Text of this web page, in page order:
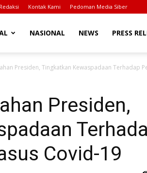
Kontak Kami Pedoman Media Siber
NASIONAL NEWS PRESS
Presiden, Tingkatkan Kewaspadaan Terhadap
Presiden,
Covid-19